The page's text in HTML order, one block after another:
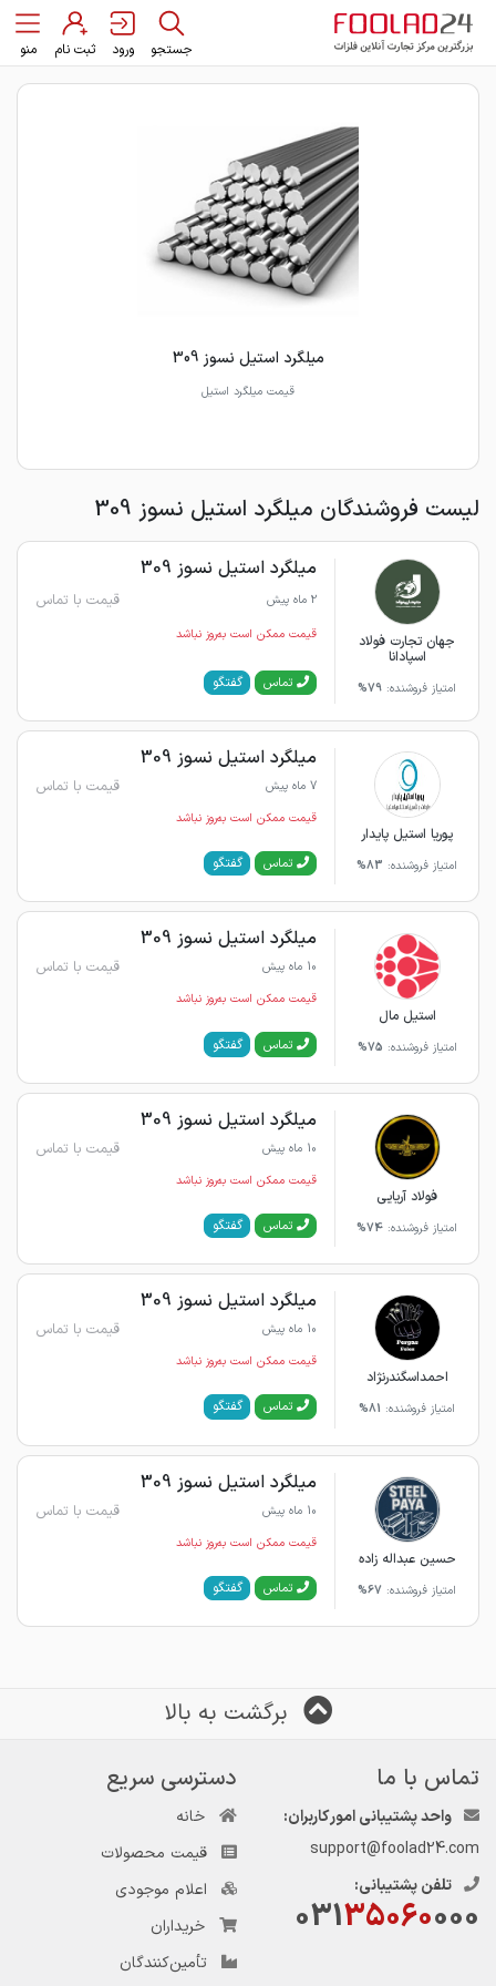
جستجو ورود ثبت نام منو
میلگرد استیل نسوز 309
قیمت میلگرد استیل
لیست فروشندگان میلگرد استیل نسوز 309
جهان تجارت فولاد
اسپادانا
امتیاز فروشنده: 79%
میلگرد استیل نسوز 309
2 ماه پیش قیمت با تماس
قیمت ممکن است به‌روز نباشد
تماس گفتگو
پوریا استیل پایدار
امتیاز فروشنده: 83%
میلگرد استیل نسوز 309
7 ماه پیش قیمت با تماس
قیمت ممکن است به‌روز نباشد
تماس گفتگو
استیل مال
امتیاز فروشنده: 75%
میلگرد استیل نسوز 309
10 ماه پیش قیمت با تماس
قیمت ممکن است به‌روز نباشد
تماس گفتگو
فولاد آریایی
امتیاز فروشنده: 74%
میلگرد استیل نسوز 309
10 ماه پیش قیمت با تماس
قیمت ممکن است به‌روز نباشد
تماس گفتگو
احمداسگندرنژاد
امتیاز فروشنده: 81%
میلگرد استیل نسوز 309
10 ماه پیش قیمت با تماس
قیمت ممکن است به‌روز نباشد
تماس گفتگو
حسین عبداله زاده
امتیاز فروشنده: 67%
میلگرد استیل نسوز 309
10 ماه پیش قیمت با تماس
قیمت ممکن است به‌روز نباشد
تماس گفتگو
برگشت به بالا
تماس با ما
واحد پشتیبانی امور کاربران:
support@foolad24.com
تلفن پشتیبانی:
03135060000
دسترسی سریع
خانه
قیمت محصولات
اعلام موجودی
خریداران
تأمین‌کنندگان